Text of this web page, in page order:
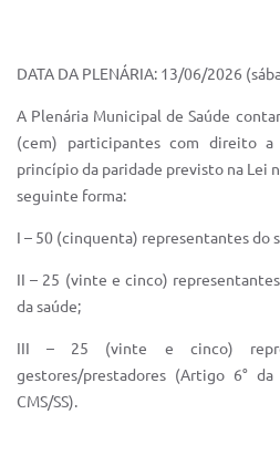
IPTU 2025
Legislação
Lei de acesso à informação
Lista de Comorbidades
Mobilidade Urbana Sustentável
Ouvidoria da Cidade
Parque Escola
Portal da Educação
DATA DA PLENÁRIA: 13/06/2026
A Plenária Municipal de Saúde
(cem) participantes com direito
princípio da paridade previsto na Lei
seguinte forma:
I – 50 (cinquenta) representantes do
II – 25 (vinte e cinco)
da saúde;
III – 25 (vinte e cinco)
gestores/prestadores (Artigo 6°
CMS/SS).